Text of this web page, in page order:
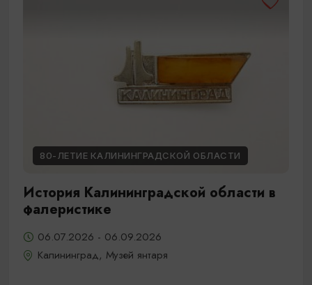
80-ЛЕТИЕ КАЛИНИНГРАДСКОЙ ОБЛАСТИ
История Калининградской области в
фалеристике
06.07.2026 - 06.09.2026
Калининград, Музей янтаря